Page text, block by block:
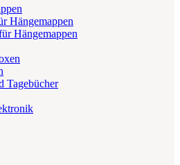
Hängemappen
Hängemappen
Tagebücher